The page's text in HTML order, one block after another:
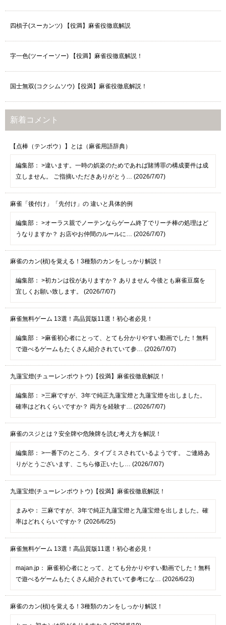
四槓子(スーカンツ) 【役満】麻雀役徹底解説
字一色(ツーイーソー) 【役満】麻雀役徹底解説！
国士無双(コクシムソウ)【役満】麻雀役徹底解説！
新着コメント
【点棒（テンボウ）】とは（麻雀用語辞典）
編集部： >違います。一時の娯楽のためであれば賭博罪の構成要件は成
立しません。 ご指摘いただきありがとう… (2026/7/07)
麻雀「後付け」「先付け」の 違いと具体的例
編集部： >オーラス親でノーテンならゲーム終了でリーチ棒の処理はど
うなりますか？ お店やお仲間のルールに… (2026/7/07)
麻雀のカン(槓)を覚える！3種類のカンをしっかり解説！
編集部： >初カンは役がありますか？ ありません 今後とも麻雀豆腐を
宜しくお願い致します。 (2026/7/07)
麻雀無料ゲーム 13選！高品質版11選！初心者必見！
編集部： >麻雀初心者にとって、とても分かりやすい動画でした！無料
で遊べるゲームもたくさん紹介されていて参… (2026/7/07)
九蓮宝燈(チューレンポウトウ)【役満】麻雀役徹底解説！
編集部： >三麻ですが、3年で純正九蓮宝燈と九蓮宝燈を出しました。
確率はどれくらいですか？ 両方を経験す… (2026/7/07)
麻雀のスジとは？安全牌や危険牌を読む考え方を解説！
編集部： >一番下のところ、タイプミスされているようです。 ご連絡あ
りがとうございます、こちら修正いたし… (2026/7/07)
九蓮宝燈(チューレンポウトウ)【役満】麻雀役徹底解説！
まみや： 三麻ですが、3年で純正九蓮宝燈と九蓮宝燈を出しました。確
率はどれくらいですか？ (2026/6/25)
麻雀無料ゲーム 13選！高品質版11選！初心者必見！
majan.jp： 麻雀初心者にとって、とても分かりやすい動画でした！無料
で遊べるゲームもたくさん紹介されていて参考にな… (2026/6/23)
麻雀のカン(槓)を覚える！3種類のカンをしっかり解説！